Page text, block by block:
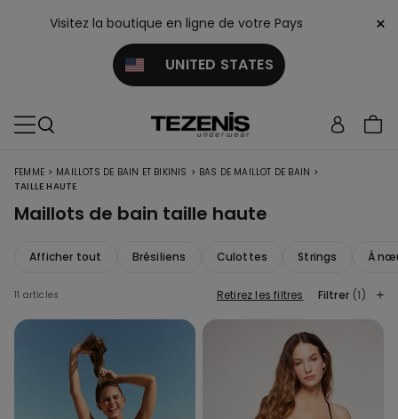
Visitez la boutique en ligne de votre Pays
UNITED STATES
×
FEMME > MAILLOTS DE BAIN ET BIKINIS > BAS DE MAILLOT DE BAIN >
TAILLE HAUTE
Maillots de bain taille haute
Afficher tout Brésiliens Culottes Strings À
11 articles Retirez les filtres Filtrer (1)